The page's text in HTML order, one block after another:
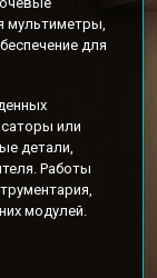
мультиметры,
для
или
детали,
Работы
модулей.